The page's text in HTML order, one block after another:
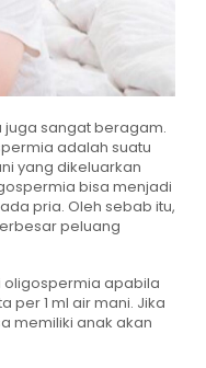
juga sangat beragam.
adalah suatu
yang dikeluarkan
bisa menjadi
pria. Oleh sebab itu,
peluang
apabila
per 1 ml air mani. Jika
memiliki anak akan